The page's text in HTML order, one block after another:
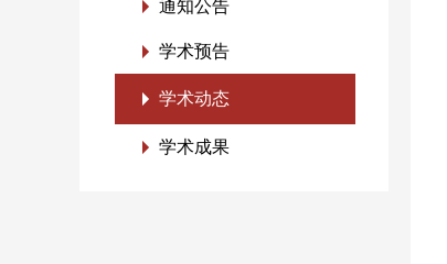
通知公告
学术预告
学术动态
学术成果